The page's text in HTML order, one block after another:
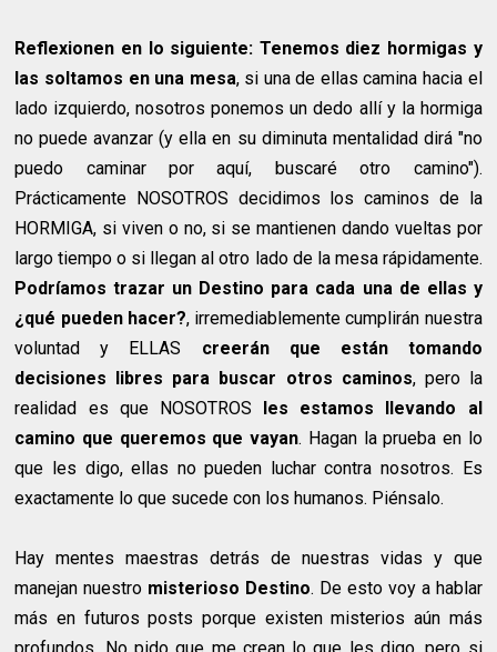
Reflexionen en lo siguiente: Tenemos diez hormigas y
las soltamos en una mesa, si una de ellas camina hacia el
lado izquierdo, nosotros ponemos un dedo allí y la hormiga
no puede avanzar (y ella en su diminuta mentalidad dirá "no
puedo caminar por aquí, buscaré otro camino").
Prácticamente NOSOTROS decidimos los caminos de la
HORMIGA, si viven o no, si se mantienen dando vueltas por
largo tiempo o si llegan al otro lado de la mesa rápidamente.
Podríamos trazar un Destino para cada una de ellas y
¿qué pueden hacer?, irremediablemente cumplirán nuestra
voluntad y ELLAS creerán que están tomando
decisiones libres para buscar otros caminos, pero la
realidad es que NOSOTROS les estamos llevando al
camino que queremos que vayan. Hagan la prueba en lo
que les digo, ellas no pueden luchar contra nosotros. Es
exactamente lo que sucede con los humanos. Piénsalo.
Hay mentes maestras detrás de nuestras vidas y que
manejan nuestro misterioso Destino. De esto voy a hablar
más en futuros posts porque existen misterios aún más